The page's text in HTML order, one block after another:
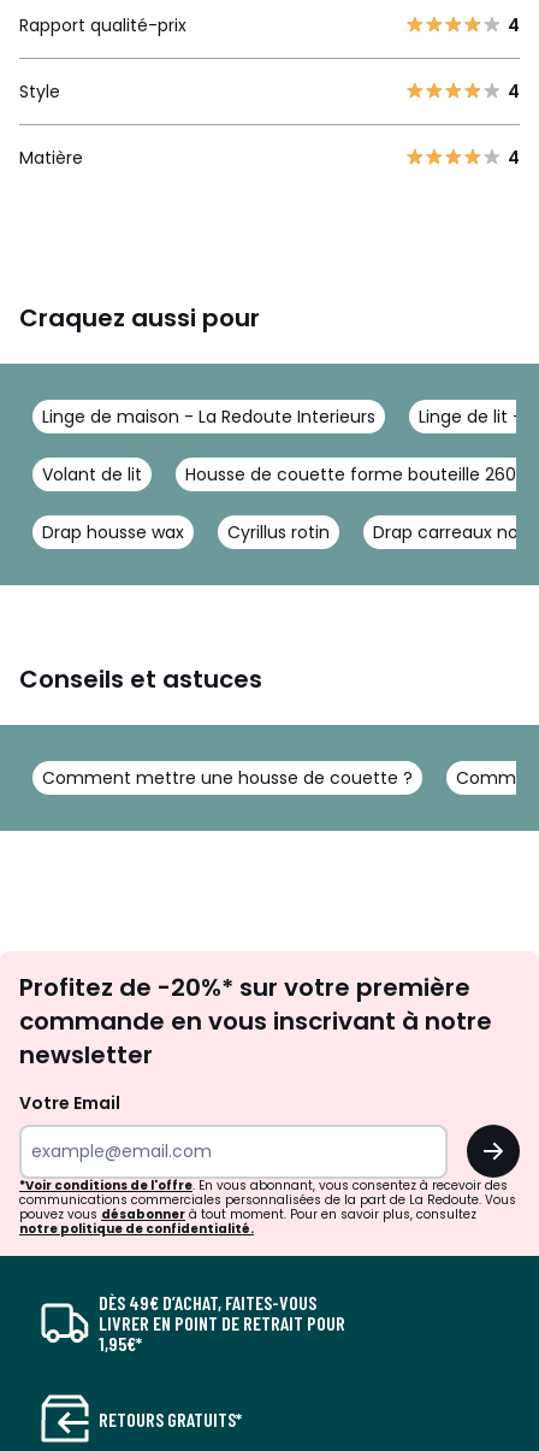
Rapport qualité-prix
4
Style 4
Matière 4
Craquez aussi pour
Linge de maison - La Redoute Interieurs Linge de lit -
Volant de lit Housse de couette forme bouteille
Drap housse wax Cyrillus rotin Drap carreaux noir
Conseils et astuces
Comment mettre une housse de couette ?
newsletter
Profitez de -20%* sur votre première
commande en vous inscrivant à notre
newsletter
Votre Email
OK
*Voir conditions de l'offre. En vous abonnant, vous consentez à recevoir des
communications commerciales personnalisées de la part de La Redoute. Vous
pouvez vous désabonner à tout moment. Pour en savoir plus, consultez
notre politique de confidentialité.
DÈS 49€ D’ACHAT, FAITES-VOUS
LIVRER EN POINT DE RETRAIT POUR
1,95€*
RETOURS GRATUITS*